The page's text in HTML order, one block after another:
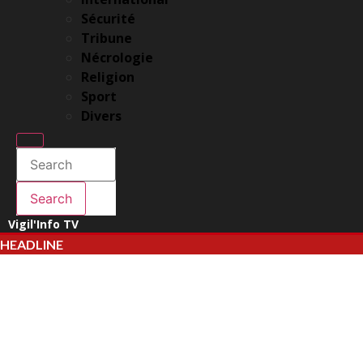
Sécurité
Tribune
Nécrologie
Religion
Sport
Divers
Enter Keyword
Search
for:
SearchSearch
Vigil'Info TV
HEADLINE